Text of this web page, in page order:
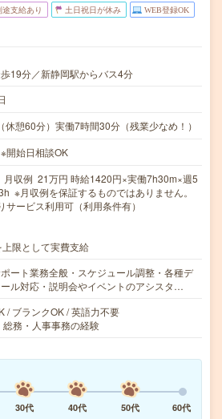
途支給あり 土日祝日が休み WEB登録OK
19分／新静岡駅からバス4分
憩60分）実働7時間30分（残業少なめ！）
始日相談OK
収例 21万円 時給1420円×実働7h30m×週5
※月収例を保証するものではありません。
サービス利用可（利用条件有）
限として実費支給
ート業務全般・スケジュール調整・各種デ
ル対応・説明会やイベントのアシスタ…
/ ブランクOK / 英語力不要
総務・人事事務の経験
30代 40代 50代
60代